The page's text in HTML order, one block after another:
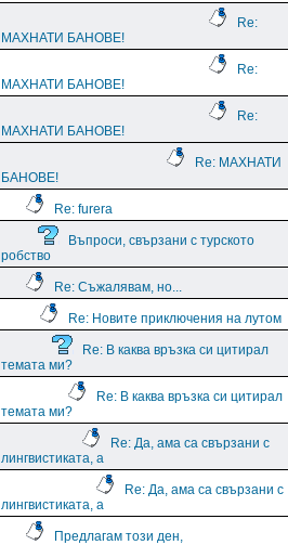
Re:
МАХНАТИ БАНОВЕ!
Re:
МАХНАТИ БАНОВЕ!
Re:
МАХНАТИ БАНОВЕ!
Re: МАХНАТИ
БАНОВЕ!
Re: furera
Въпроси, свързани с турското
робство
Re: Съжалявам, но...
Re: Новите приключения на лутом
Re: В каква връзка си цитирал
темата ми?
Re: В каква връзка си цитирал
темата ми?
Re: Да, ама са свързани с
лингвистиката, а
Re: Да, ама са свързани с
лингвистиката, а
Предлагам този ден,